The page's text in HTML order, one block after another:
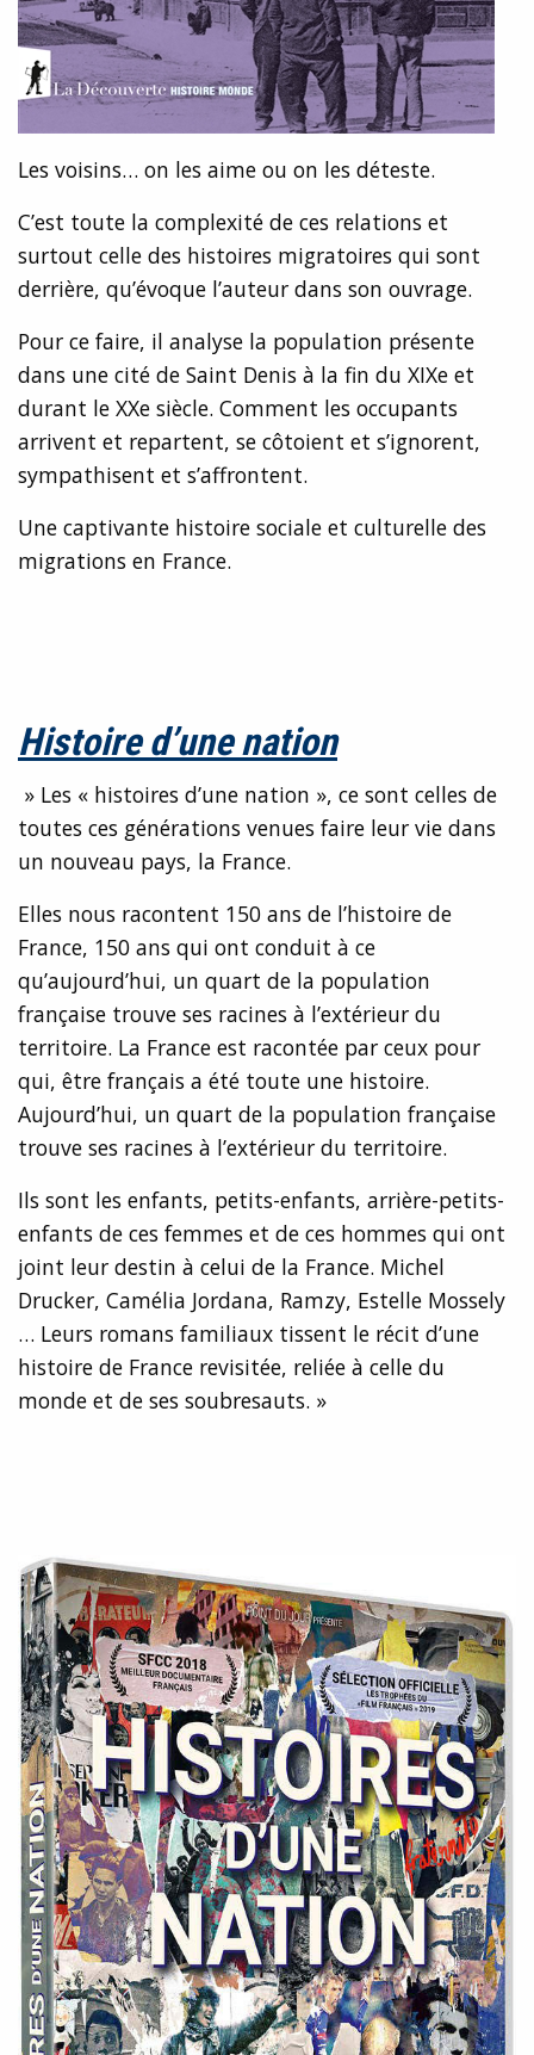
Les voisins… on les aime ou on les déteste.
C’est toute la complexité de ces relations et
surtout celle des histoires migratoires qui sont
derrière, qu’évoque l’auteur dans son ouvrage.
Pour ce faire, il analyse la population présente
dans une cité de Saint Denis à la fin du XIXe et
durant le XXe siècle. Comment les occupants
arrivent et repartent, se côtoient et s’ignorent,
sympathisent et s’affrontent.
Une captivante histoire sociale et culturelle des
migrations en France.
Histoire d’une nation
» Les « histoires d’une nation », ce sont celles de
toutes ces générations venues faire leur vie dans
un nouveau pays, la France.
Elles nous racontent 150 ans de l’histoire de
France, 150 ans qui ont conduit à ce
qu’aujourd’hui, un quart de la population
française trouve ses racines à l’extérieur du
territoire. La France est racontée par ceux pour
qui, être français a été toute une histoire.
Aujourd’hui, un quart de la population française
trouve ses racines à l’extérieur du territoire.
Ils sont les enfants, petits-enfants, arrière-petits-
enfants de ces femmes et de ces hommes qui ont
joint leur destin à celui de la France. Michel
Drucker, Camélia Jordana, Ramzy, Estelle Mossely
… Leurs romans familiaux tissent le récit d’une
histoire de France revisitée, reliée à celle du
monde et de ses soubresauts. »